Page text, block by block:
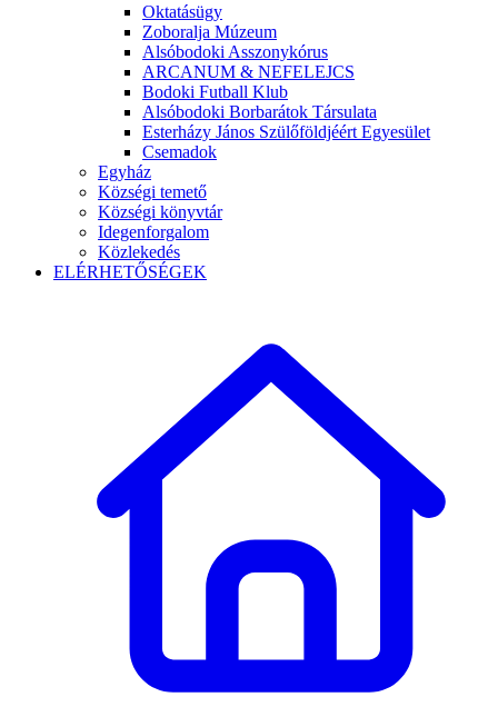
Oktatásügy
Zoboralja Múzeum
Alsóbodoki Asszonykórus
ARCANUM & NEFELEJCS
Bodoki Futball Klub
Alsóbodoki Borbarátok Társulata
Esterházy János Szülőföldjéért Egyesület
Csemadok
Egyház
Községi temető
Községi könyvtár
Idegenforgalom
Közlekedés
ELÉRHETŐSÉGEK